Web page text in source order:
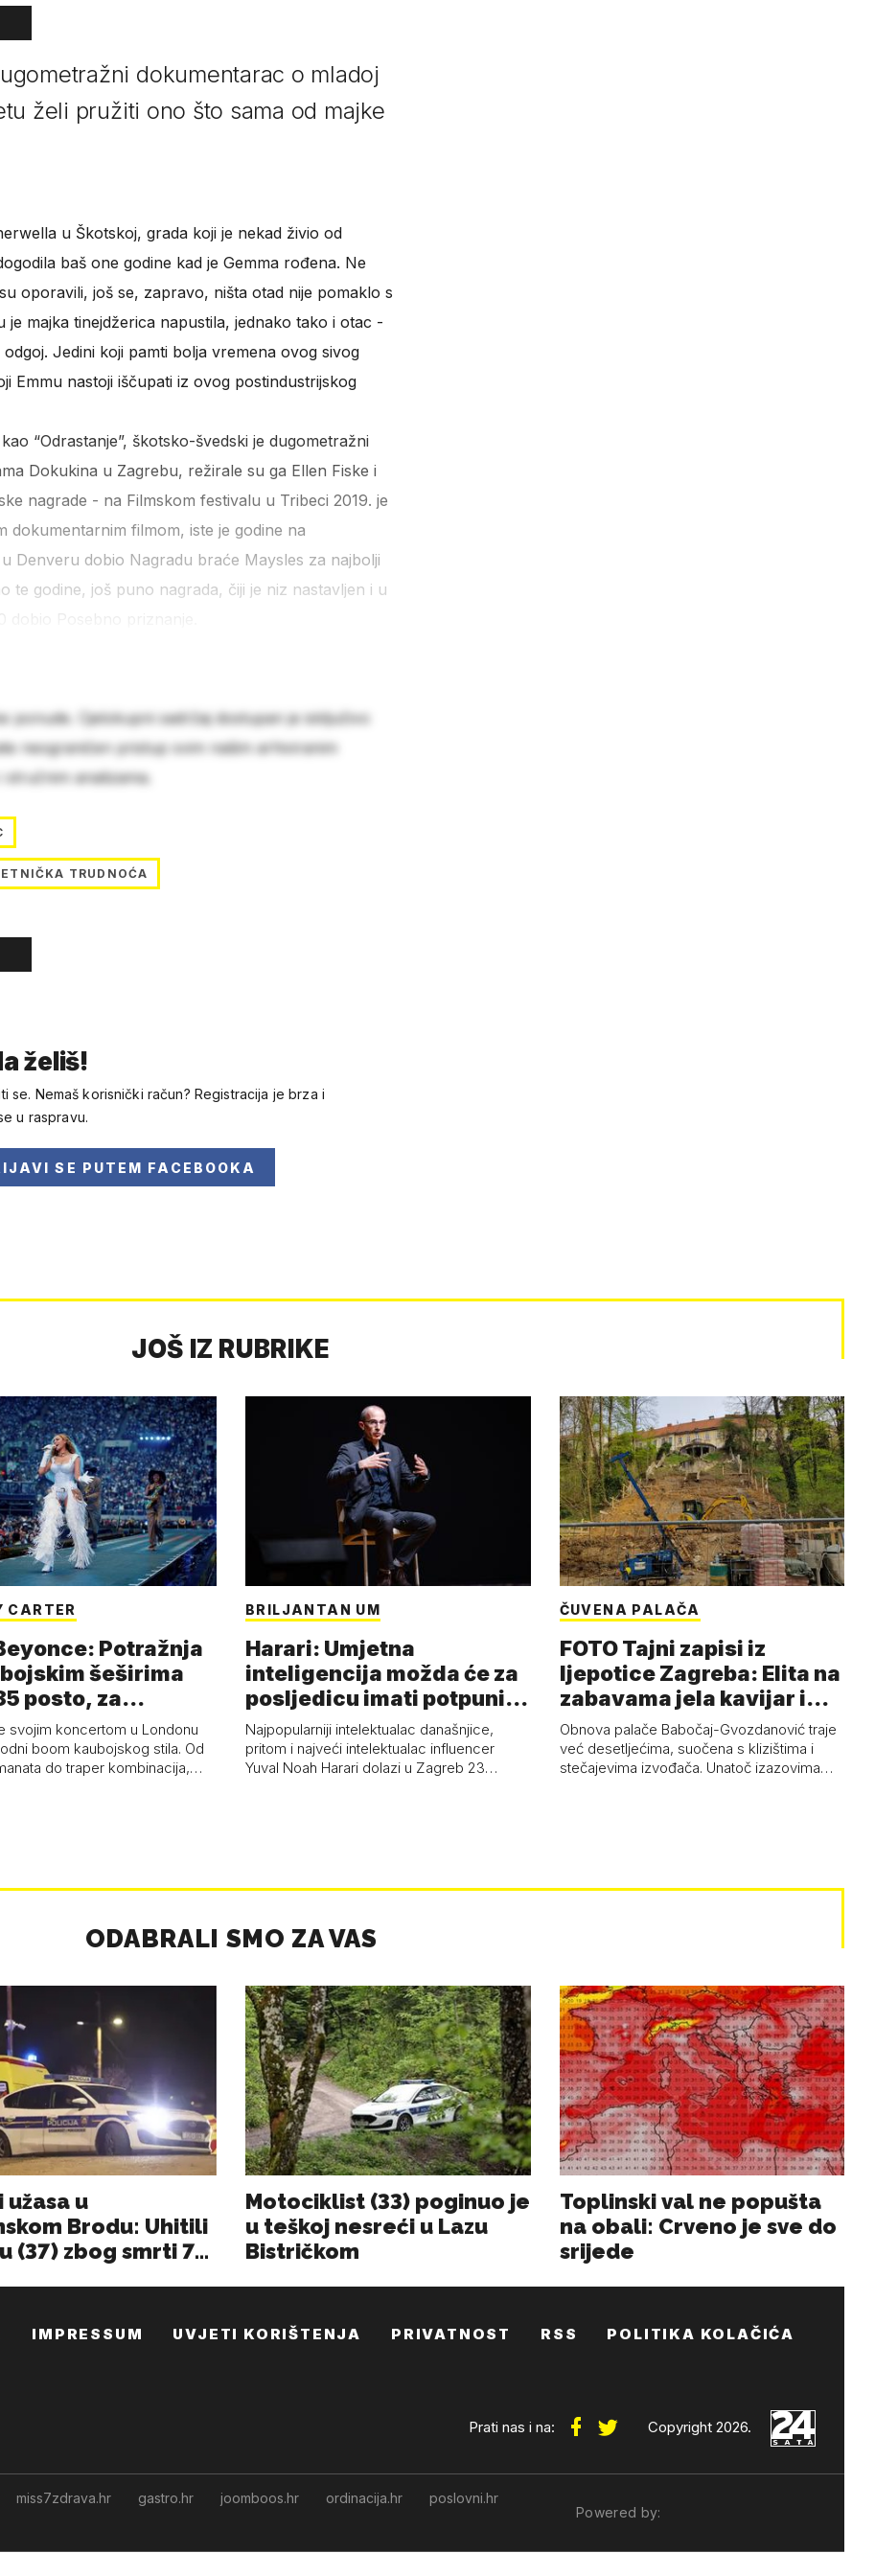
dokumentarac o mladoj
želi pružiti ono što sama od majke
u Škotskoj, grada koji je nekad živio od
baš one godine kad je Gemma rođena. Ne
oporavili, još se, zapravo, ništa otad nije pomaklo s
je majka tinejdžerica napustila, jednako tako i otac -
Jedini koji pamti bolja vremena ovog sivog
Emmu nastoji iščupati iz ovog postindustrijskog
“Odrastanje”, škotsko-švedski je dugometražni
Dokukina u Zagrebu, režirale su ga Ellen Fiske i
nagrade - na Filmskom festivalu u Tribeci 2019. je
filmom, iste je godine na
Denveru dobio Nagradu braće Maysles za najbolji
te godine, još puno nagrada, čiji je niz nastavljen i u
ponude. Cjelokupni sadržaj dostupan je isključivo
neograničen pristup svim našim arhiviranim
stručnim analizama.
TRUDNOĆA
želiš!
se. Nemaš korisnički račun? Registracija je brza i
u raspravu.
SE PUTEM FACEBOOKA
JOŠ IZ RUBRIKE
CARTER
Potražnja
šeširima
posto, za
53 p…
svojim koncertom u Londonu
boom kaubojskog stila. Od
do traper kombinacija,…
BRILJANTAN UM
Harari: Umjetna
inteligencija možda će za
posljedicu imati potpuni
kolaps čovje…
Najpopularniji intelektualac današnjice,
pritom i najveći intelektualac influencer
Yuval Noah Harari dolazi u Zagreb 23…
ČUVENA PALAČA
FOTO Tajni zapisi iz
ljepotice Zagreba: Elita na
zabavama jela kavijar i
pud…
Obnova palače Babočaj-Gvozdanović traje
već desetljećima, suočena s klizištima i
stečajevima izvođača. Unatoč izazovima…
IMPRESSUM UVJETI KORIŠTENJA PRIVATNOST RSS POLITIKA KOLAČIĆA
Prati nas i na: Copyright 2026.
miss7zdrava.hr gastro.hr joomboos.hr ordinacija.hr
poslovni.hr
Powered by: